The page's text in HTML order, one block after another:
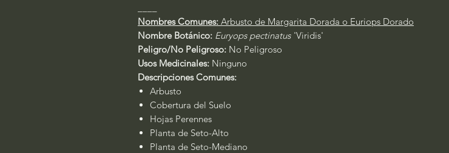
Nombres Comunes: Arbusto de Margarita Dorada o Euriops Dorado
Nombre Botánico: Euryops pectinatus 'Viridis'
Peligro/No Peligroso: No Peligroso
Usos Medicinales: Ninguno
Descripciones Comunes:
Arbusto
Cobertura del Suelo
Hojas Perennes
Planta de Seto-Alto
Planta de Seto-Mediano